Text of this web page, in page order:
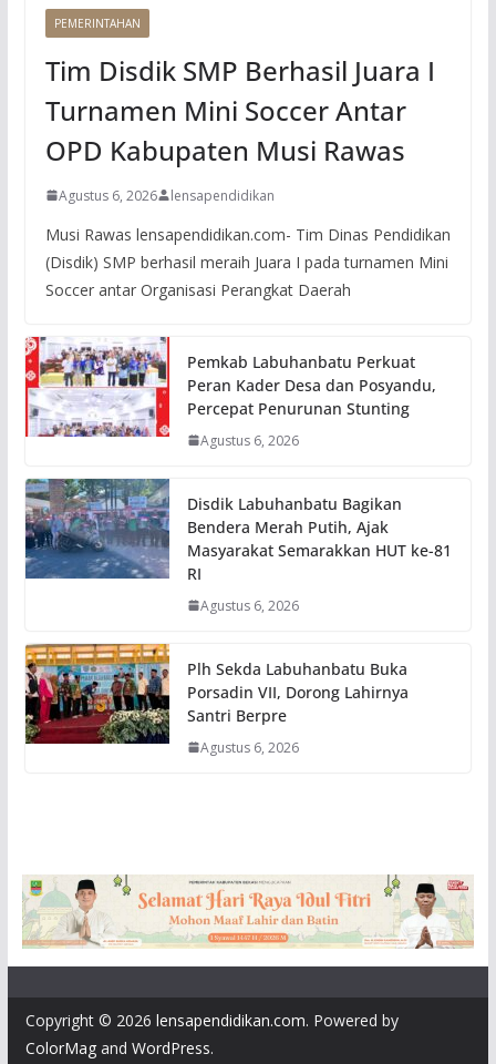
PEMERINTAHAN
Tim Disdik SMP Berhasil Juara I
Turnamen Mini Soccer Antar
OPD Kabupaten Musi Rawas
Agustus 6, 2026 lensapendidikan
Musi Rawas lensapendidikan.com- Tim Dinas Pendidikan
(Disdik) SMP berhasil meraih Juara I pada turnamen Mini
Soccer antar Organisasi Perangkat Daerah
Pemkab Labuhanbatu Perkuat
Peran Kader Desa dan Posyandu,
Percepat Penurunan Stunting
Agustus 6, 2026
Disdik Labuhanbatu Bagikan
Bendera Merah Putih, Ajak
Masyarakat Semarakkan HUT ke-81
RI
Agustus 6, 2026
Plh Sekda Labuhanbatu Buka
Porsadin VII, Dorong Lahirnya
Santri Berpre
Agustus 6, 2026
Copyright © 2026 lensapendidikan.com. Powered by
ColorMagand WordPress.